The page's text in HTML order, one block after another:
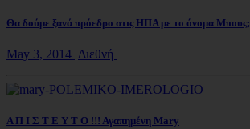
Θα δούμε ξανά πρόεδρο στις ΗΠΑ με το όνομα Μπους;
May 3, 2014 Διεθνή
Α Π Ι Σ Τ Ε Υ Τ Ο !!! Αγαπημένη Mary